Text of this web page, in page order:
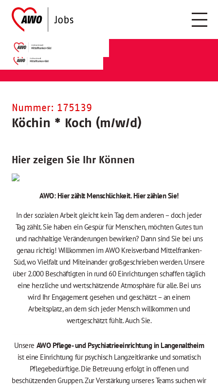
Nummer: 175139
Köchin * Koch (m/w/d)
Hier zeigen Sie Ihr Können
AWO: Hier zählt Menschlichkeit. Hier zählen Sie!
In der sozialen Arbeit gleicht kein Tag dem anderen – doch jeder
Tag zählt. Sie haben ein Gespür für Menschen, möchten Gutes tun
und nachhaltige Veränderungen bewirken? Dann sind Sie bei uns
genau richtig! Willkommen im AWO Kreisverband Mittelfranken-
Süd, wo Vielfalt und Miteinander großgeschrieben werden. Unsere
über 2.000 Beschäftigten in rund 60 Einrichtungen schaffen täglich
eine herzliche und wertschätzende Atmosphäre für alle. Bei uns
wird Ihr Engagement gesehen und geschätzt – an einem
Arbeitsplatz, an dem sich jeder Mensch willkommen und
wertgeschätzt fühlt. Auch Sie.
Unsere AWO Pflege- und Psychiatrieeinrichtung in Langenaltheim
ist eine Einrichtung für psychisch Langzeitkranke und somatisch
Pflegebedürftige. Die Betreuung erfolgt in offenen und
beschützenden Gruppen. Zur Verstärkung unseres Teams suchen wir